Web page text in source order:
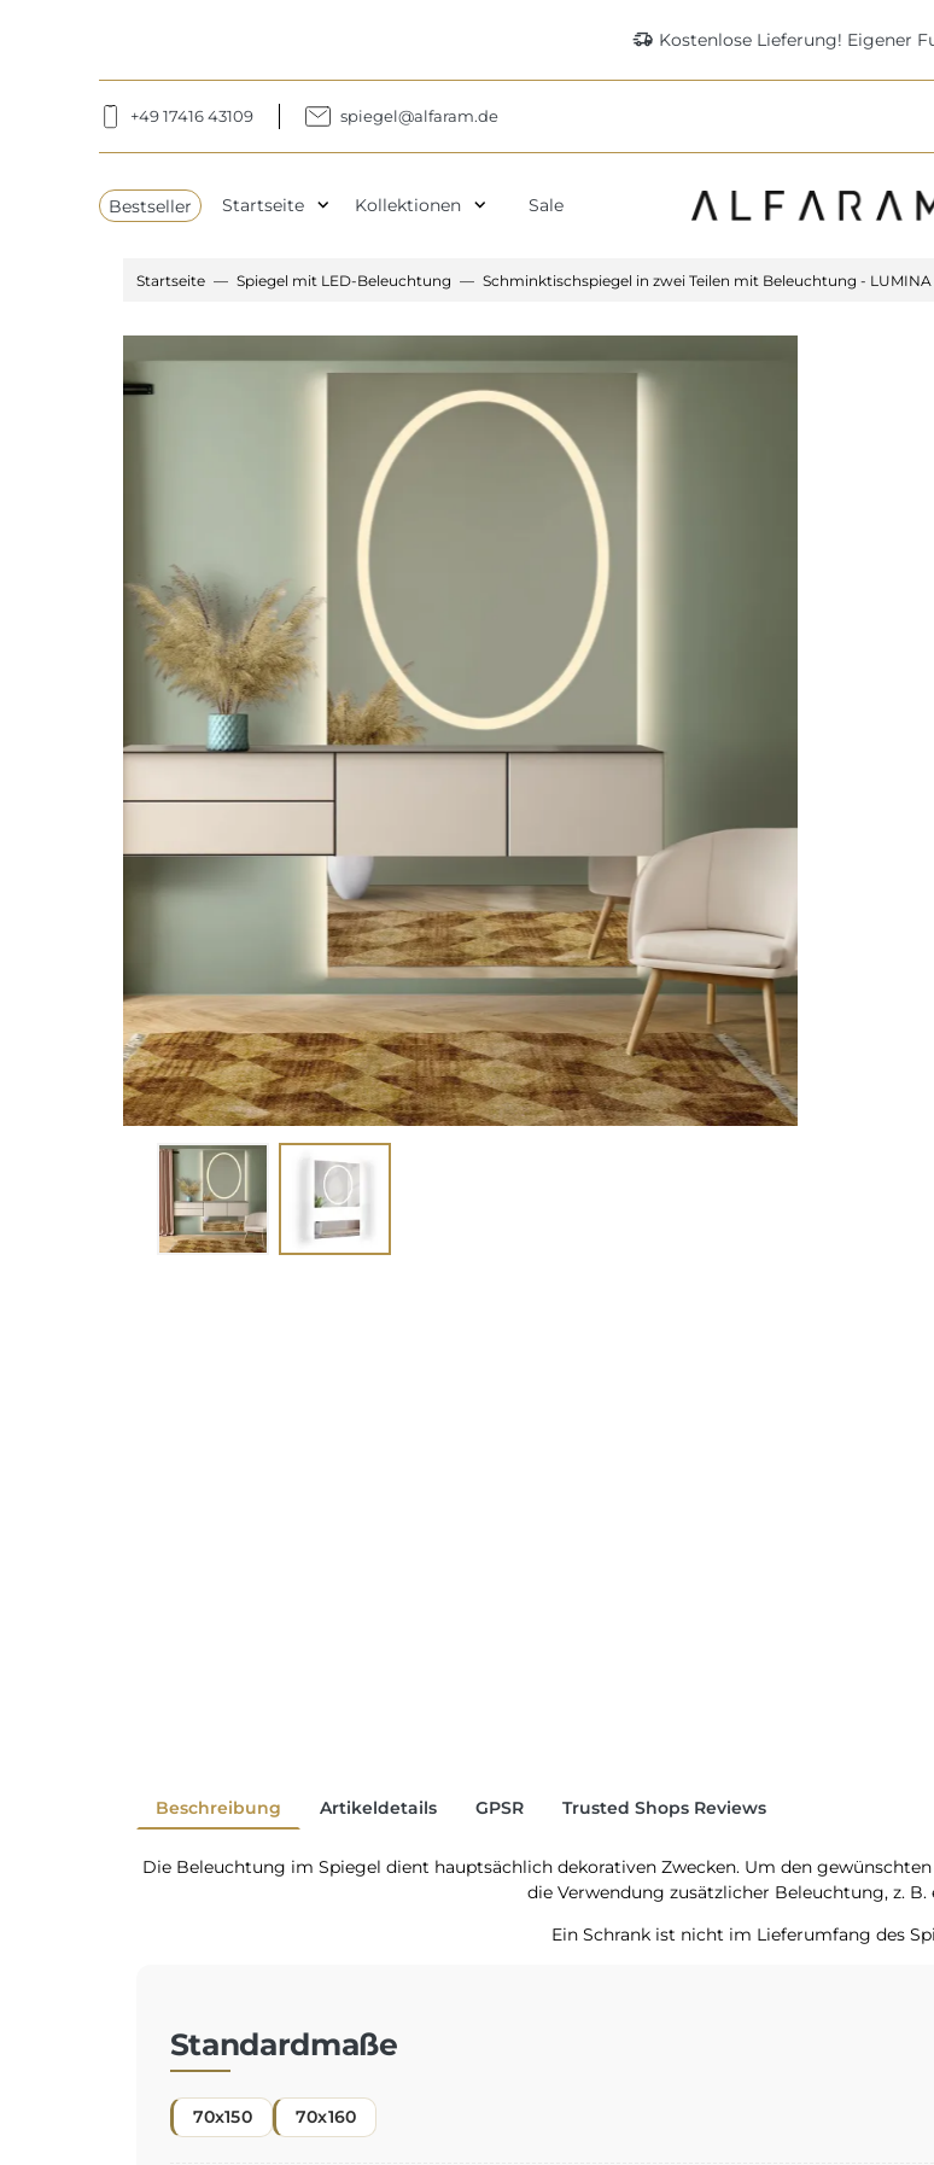
delivery_truck_speed Kostenlose Lieferung! Eigener
+49 17416 43109 spiegel@alfaram.de
Bestseller Startseite expand_more Kollektionen expand_more Sale
Startseite Spiegel mit LED-Beleuchtung Schminktischspiegel in zwei Teilen mit Beleuchtung - LUMINA
Beschreibung Artikeldetails GPSR Trusted Shops Reviews
Die Beleuchtung im Spiegel dient hauptsächlich dekorativen Zwecken. Um den
die Verwendung zusätzlicher Beleuchtung, z. B.
Ein Schrank ist nicht im Lieferumfang des
Standardmaße
70x150 70x160